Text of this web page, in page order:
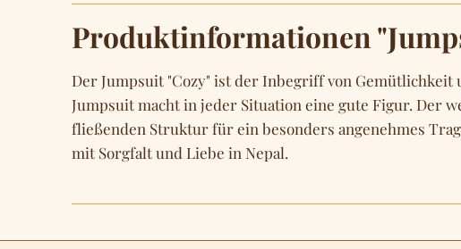
Produktinformationen
Der Jumpsuit "Cozy" ist der Inbegriff von
Jumpsuit macht in jeder Situation eine gute Figur. Der
fließenden Struktur für ein besonders angenehmes
mit Sorgfalt und Liebe in Nepal.